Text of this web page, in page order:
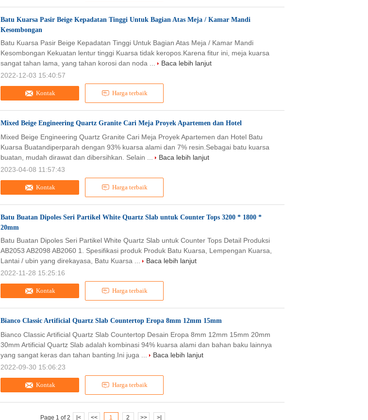
Batu Kuarsa Pasir Beige Kepadatan Tinggi Untuk Bagian Atas Meja / Kamar Mandi
Kesombongan
Kontak Harga terbaik
Batu Kuarsa Pasir Beige Kepadatan Tinggi Untuk Bagian Atas Meja / Kamar Mandi
Kesombongan Kekuatan lentur tinggi Kuarsa tidak keropos.Karena fitur ini, meja kuarsa
sangat tahan lama, yang tahan korosi dan noda ...
Baca lebih lanjut
2022-12-03 15:40:57
Mixed Beige Engineering Quartz Granite Cari Meja Proyek Apartemen dan Hotel
Kontak Harga terbaik
Mixed Beige Engineering Quartz Granite Cari Meja Proyek Apartemen dan Hotel Batu
Kuarsa Buatandiperparah dengan 93% kuarsa alami dan 7% resin.Sebagai batu kuarsa
buatan, mudah dirawat dan dibersihkan. Selain ...
Baca lebih lanjut
2023-04-08 11:57:43
Batu Buatan Dipoles Seri Partikel White Quartz Slab untuk Counter Tops 3200 * 1800 *
20mm
Kontak Harga terbaik
Batu Buatan Dipoles Seri Partikel White Quartz Slab untuk Counter Tops Detail Produksi
AB2053 AB2098 AB2060 1. Spesifikasi produk Produk Batu Kuarsa, Lempengan Kuarsa,
Lantai / ubin yang direkayasa, Batu Kuarsa ...
Baca lebih lanjut
2022-11-28 15:25:16
Bianco Classic Artificial Quartz Slab Countertop Eropa 8mm 12mm 15mm
Kontak Harga terbaik
Bianco Classic Artificial Quartz Slab Countertop Desain Eropa 8mm 12mm 15mm 20mm
30mm Artificial Quartz Slab adalah kombinasi 94% kuarsa alami dan bahan baku lainnya
yang sangat keras dan tahan banting.Ini juga ...
Baca lebih lanjut
2022-09-30 15:06:23
Page 1 of 2 |< << 1 2 >> >|